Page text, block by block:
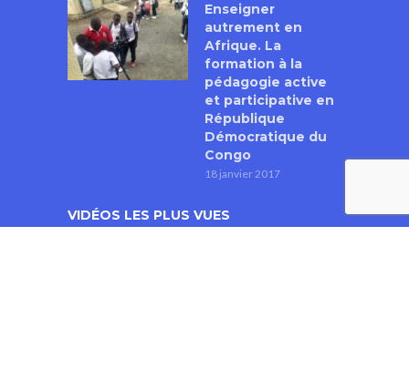
Enseigner
autrement en
Afrique. La
formation à la
pédagogie active
et participative en
République
Démocratique du
Congo
18 janvier 2017
VIDÉOS LES PLUS VUES